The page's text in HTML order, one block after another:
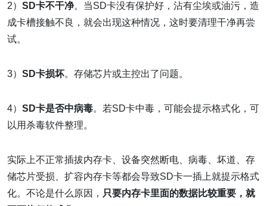
2） SD卡不干净。当SD卡没有保护好，沾有尘埃或油污，造
成卡槽接触不良，就会出现这种情况，这时要清理干净再尝
试。
3） SD卡损坏。存储芯片或主控出了问题。
4） SD卡是否中病毒。若SD卡中毒，可能会提示格式化，可
以用杀毒软件整理。
实际上不正常插拔内存卡、设备突然断电、病毒、坏道、存
储芯片受损、扩容内存卡等都会导致SD卡一插上就提示格式
化。不论是什么原因， 只要内存卡里面的数据比较重要，就